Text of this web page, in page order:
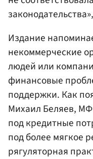
Издание
некоммерческие
людей или
финансовые
поддержки. Как
Михаил Беляев,
под кредитные
под более мягкое
рягуляторная